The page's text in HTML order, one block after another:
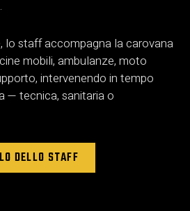
lo staff accompagna la carovana
mobili, ambulanze, moto
intervenendo in tempo
— tecnica, sanitaria o
DELLO STAFF